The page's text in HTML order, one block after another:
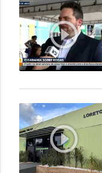
play_circle_outline
play_circle_outline